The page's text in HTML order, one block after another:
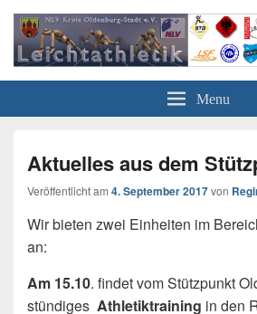
Leichtathletik in
NLV-Kreis Oldenburg-Stadt e.V.
Menu
Aktuelles aus dem
Veröffentlicht am 4. September 2017von
Wir bieten zwei Einheiten im
an:
Am 15.10. findet vom Stützpunkt
stündiges Athletiktraining in den